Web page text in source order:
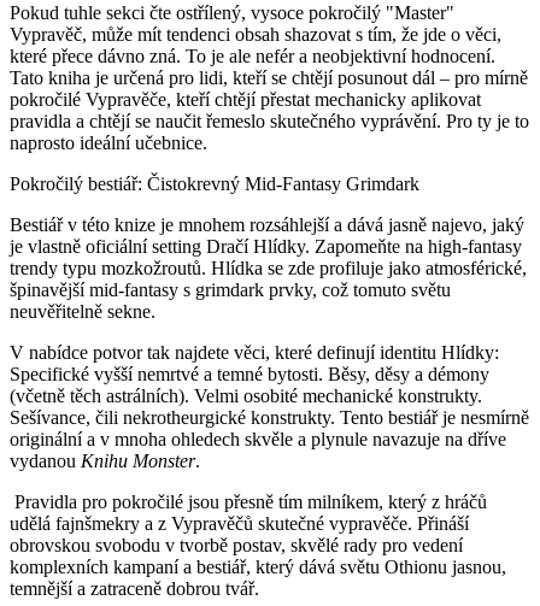
Pokud tuhle sekci čte ostřílený, vysoce pokročilý "Master"
Vypravěč, může mít tendenci obsah shazovat s tím, že jde o věci,
které přece dávno zná. To je ale nefér a neobjektivní hodnocení.
Tato kniha je určená pro lidi, kteří se chtějí posunout dál – pro mírně
pokročilé Vypravěče, kteří chtějí přestat mechanicky aplikovat
pravidla a chtějí se naučit řemeslo skutečného vyprávění. Pro ty je to
naprosto ideální učebnice.
Pokročilý bestiář: Čistokrevný Mid-Fantasy Grimdark
Bestiář v této knize je mnohem rozsáhlejší a dává jasně najevo, jaký
je vlastně oficiální setting Dračí Hlídky. Zapomeňte na high-fantasy
trendy typu mozkožroutů. Hlídka se zde profiluje jako atmosférické,
špinavější mid-fantasy s grimdark prvky, což tomuto světu
neuvěřitelně sekne.
V nabídce potvor tak najdete věci, které definují identitu Hlídky:
Specifické vyšší nemrtvé a temné bytosti. Běsy, děsy a démony
(včetně těch astrálních). Velmi osobité mechanické konstrukty.
Sešívance, čili nekrotheurgické konstrukty. Tento bestiář je nesmírně
originální a v mnoha ohledech skvěle a plynule navazuje na dříve
vydanou Knihu Monster.
Pravidla pro pokročilé jsou přesně tím milníkem, který z hráčů
udělá fajnšmekry a z Vypravěčů skutečné vypravěče. Přináší
obrovskou svobodu v tvorbě postav, skvělé rady pro vedení
komplexních kampaní a bestiář, který dává světu Othionu jasnou,
temnější a zatraceně dobrou tvář.